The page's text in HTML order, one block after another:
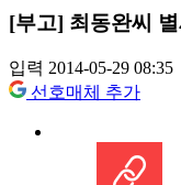
[부고] 최동완씨
입력 2014-05-29 08:35
선호매체 추가